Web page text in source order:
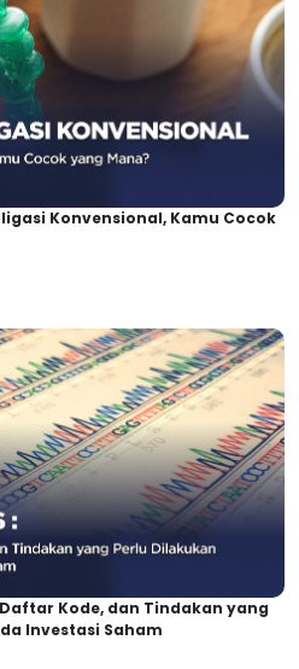
Konvensional, Kamu Cocok
Kode, dan Tindakan yang
Investasi Saham